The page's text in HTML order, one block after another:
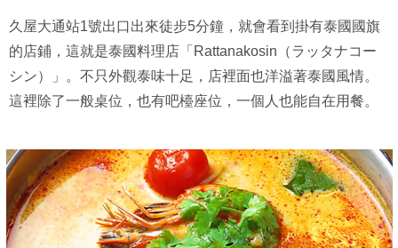
久屋大通站1號出口出來徒步5分鐘，就會看到掛有泰國國旗
的店鋪，這就是泰國料理店「Rattanakosin（ラッタナコー
シン）」。不只外觀泰味十足，店裡面也洋溢著泰國風情。
這裡除了一般桌位，也有吧檯座位，一個人也能自在用餐。